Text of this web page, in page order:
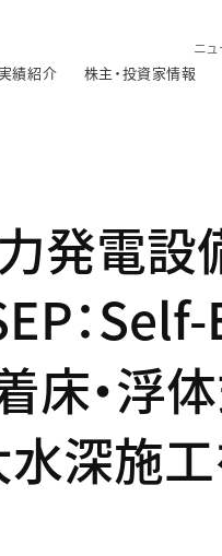
ニ
績紹介 株主・投資家情報
発電設
：
・浮
水深施